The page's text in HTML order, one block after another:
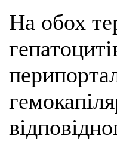
На обох